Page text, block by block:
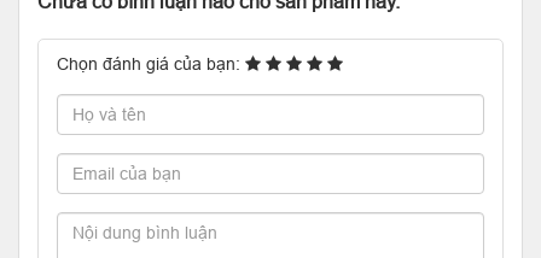
Chọn đánh giá của bạn: